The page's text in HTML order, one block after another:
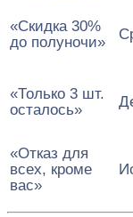
«Скидка 30%
до полуночи»
«Только 3 шт.
осталось»
«Отказ для
всех, кроме
вас»